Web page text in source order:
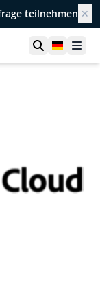
teilnehmen ✕
Suche